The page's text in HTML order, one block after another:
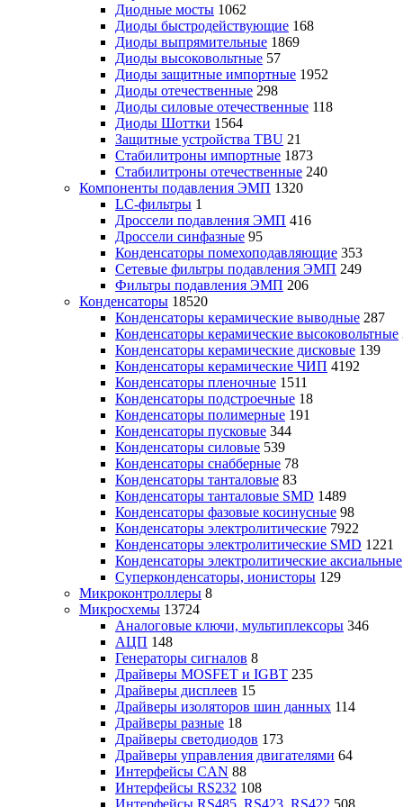
Диодные мосты 1062
Диоды быстродействующие 168
Диоды выпрямительные 1869
Диоды высоковольтные 57
Диоды защитные импортные 1952
Диоды отечественные 298
Диоды силовые отечественные 118
Диоды Шоттки 1564
Защитные устройства TBU 21
Стабилитроны импортные 1873
Стабилитроны отечественные 240
Компоненты подавления ЭМП 1320
LC-фильтры 1
Дроссели подавления ЭМП 416
Дроссели синфазные 95
Конденсаторы помехоподавляющие 353
Сетевые фильтры подавления ЭМП 249
Фильтры подавления ЭМП 206
Конденсаторы 18520
Конденсаторы керамические выводные 287
Конденсаторы керамические высоковольтные
Конденсаторы керамические дисковые 139
Конденсаторы керамические ЧИП 4192
Конденсаторы пленочные 1511
Конденсаторы подстроечные 18
Конденсаторы полимерные 191
Конденсаторы пусковые 344
Конденсаторы силовые 539
Конденсаторы снабберные 78
Конденсаторы танталовые 83
Конденсаторы танталовые SMD 1489
Конденсаторы фазовые косинусные 98
Конденсаторы электролитические 7922
Конденсаторы электролитические SMD 1221
Конденсаторы электролитические аксиальные
Суперконденсаторы, ионисторы 129
Микроконтроллеры 8
Микросхемы 13724
Аналоговые ключи, мультиплексоры 346
АЦП 148
Генераторы сигналов 8
Драйверы MOSFET и IGBT 235
Драйверы дисплеев 15
Драйверы изоляторов шин данных 114
Драйверы разные 18
Драйверы светодиодов 173
Драйверы управления двигателями 64
Интерфейсы CAN 88
Интерфейсы RS232 108
Интерфейсы RS485, RS423, RS422 508